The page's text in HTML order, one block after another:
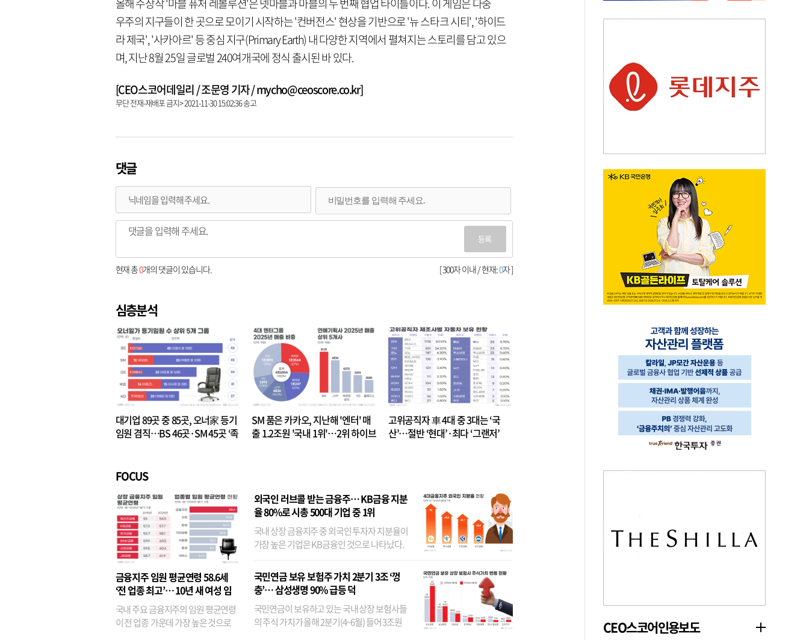
우주의 지구들이 한 곳으로 모이기 시작하는 '컨버전스' 현상을 기반으로 '뉴 스타크 시티', '하이드
라 제국', '사카아르' 등 중심 지구(Primary Earth) 내 다양한 지역에서 펼쳐지는 스토리를 담고 있으
며, 지난 8월 25일 글로벌 240여개국에 정식 출시된 바 있다.
[CEO스코어데일리 / 조문영 기자 / mycho@ceoscore.co.kr]
무단 전재-재배포 금지> 2021-11-30 15:02:36 송고
댓글
등록
[ 300자 이내 / 현재:0자 ]
현재 총0개의 댓글이 있습니다.
심층분석
대기업 89곳 중 85곳, 오너家 등기
임원 겸직…BS 46곳·SM 45곳 ‘족
SM 품은 카카오, 지난해 '엔터' 매
출 1.2조원 '국내 1위'…2위 하이브
고위공직자 車 4대 중 3대는 ‘국
산’…절반 ‘현대’·최다 ‘그랜저’
FOCUS
금융지주 임원 평균연령 58.6세
‘전 업종 최고’… 10년 새 여성 임
원은 14배 껑충
국내 주요 금융지주의 임원 평균연령
이 전 업종 가운데 가장 높은 것으로
외국인 러브콜 받는 금융주… KB금융 지분
율 80%로 시총 500대 기업 중 1위
국내 상장 금융지주 중 외국인 투자자 지분율이
가장 높은 기업은 KB금융인 것으로 나타났다.
융이었다. 특히 KB금융은 지난달 말 기준 해외
기관투자자 지분율이...
국민연금 보유 보험주 가치 2분기 3조 ‘껑
충’… 삼성생명 90% 급등 덕
국민연금이 보유하고 있는 국내 상장 보험사들
의 주식 가치가 올해 2분기(4~6월) 들어 3조원
CEO스코어인용보도